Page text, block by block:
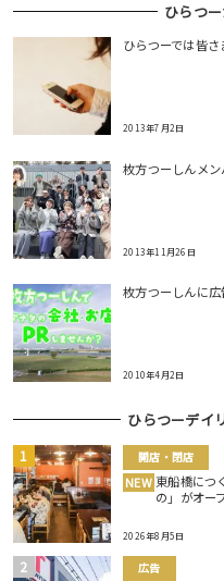
ひらつ
ひらつーでは皆
2013年7月2日
枚方つーしんメ
2013年11月26日
枚方つーしんに
2010年4月2日
ひらつーデイ
開店・閉店
NEW 東船橋につ
の」がオー
2026年8月5日
広告